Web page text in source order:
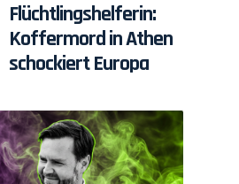
Flüchtlingshelferin:
Koffermord in Athen
schockiert Europa